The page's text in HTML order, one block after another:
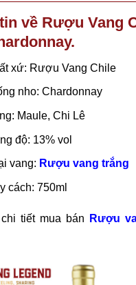
về Rượu Vang
xứ: Rượu Vang Chile
nho: Chardonnay
Maule, Chi Lê
độ: 13% vol
vang: Rượu vang trắng
cách: 750ml
tiết mua bán
Rượu